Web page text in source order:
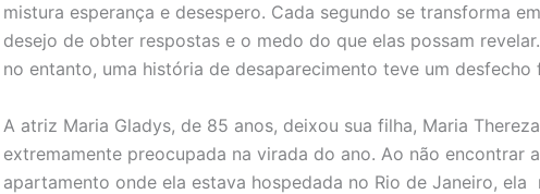
mistura esperança e desespero. Cada segundo se transforma
desejo de obter respostas e o medo do que elas possam
no entanto, uma história de desaparecimento teve um desfecho
A atriz Maria Gladys, de 85 anos, deixou sua filha, Maria
extremamente preocupada na virada do ano. Ao não encontrar
apartamento onde ela estava hospedada no Rio de Janeiro, ela